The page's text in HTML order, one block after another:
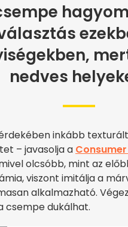
nedves
inkább
– javasolja a
olcsóbb, mint az
viszont imitálja a
alkalmazható.
csempe dukálhat.